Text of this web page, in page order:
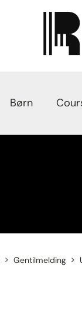
Børn
Gentilmelding